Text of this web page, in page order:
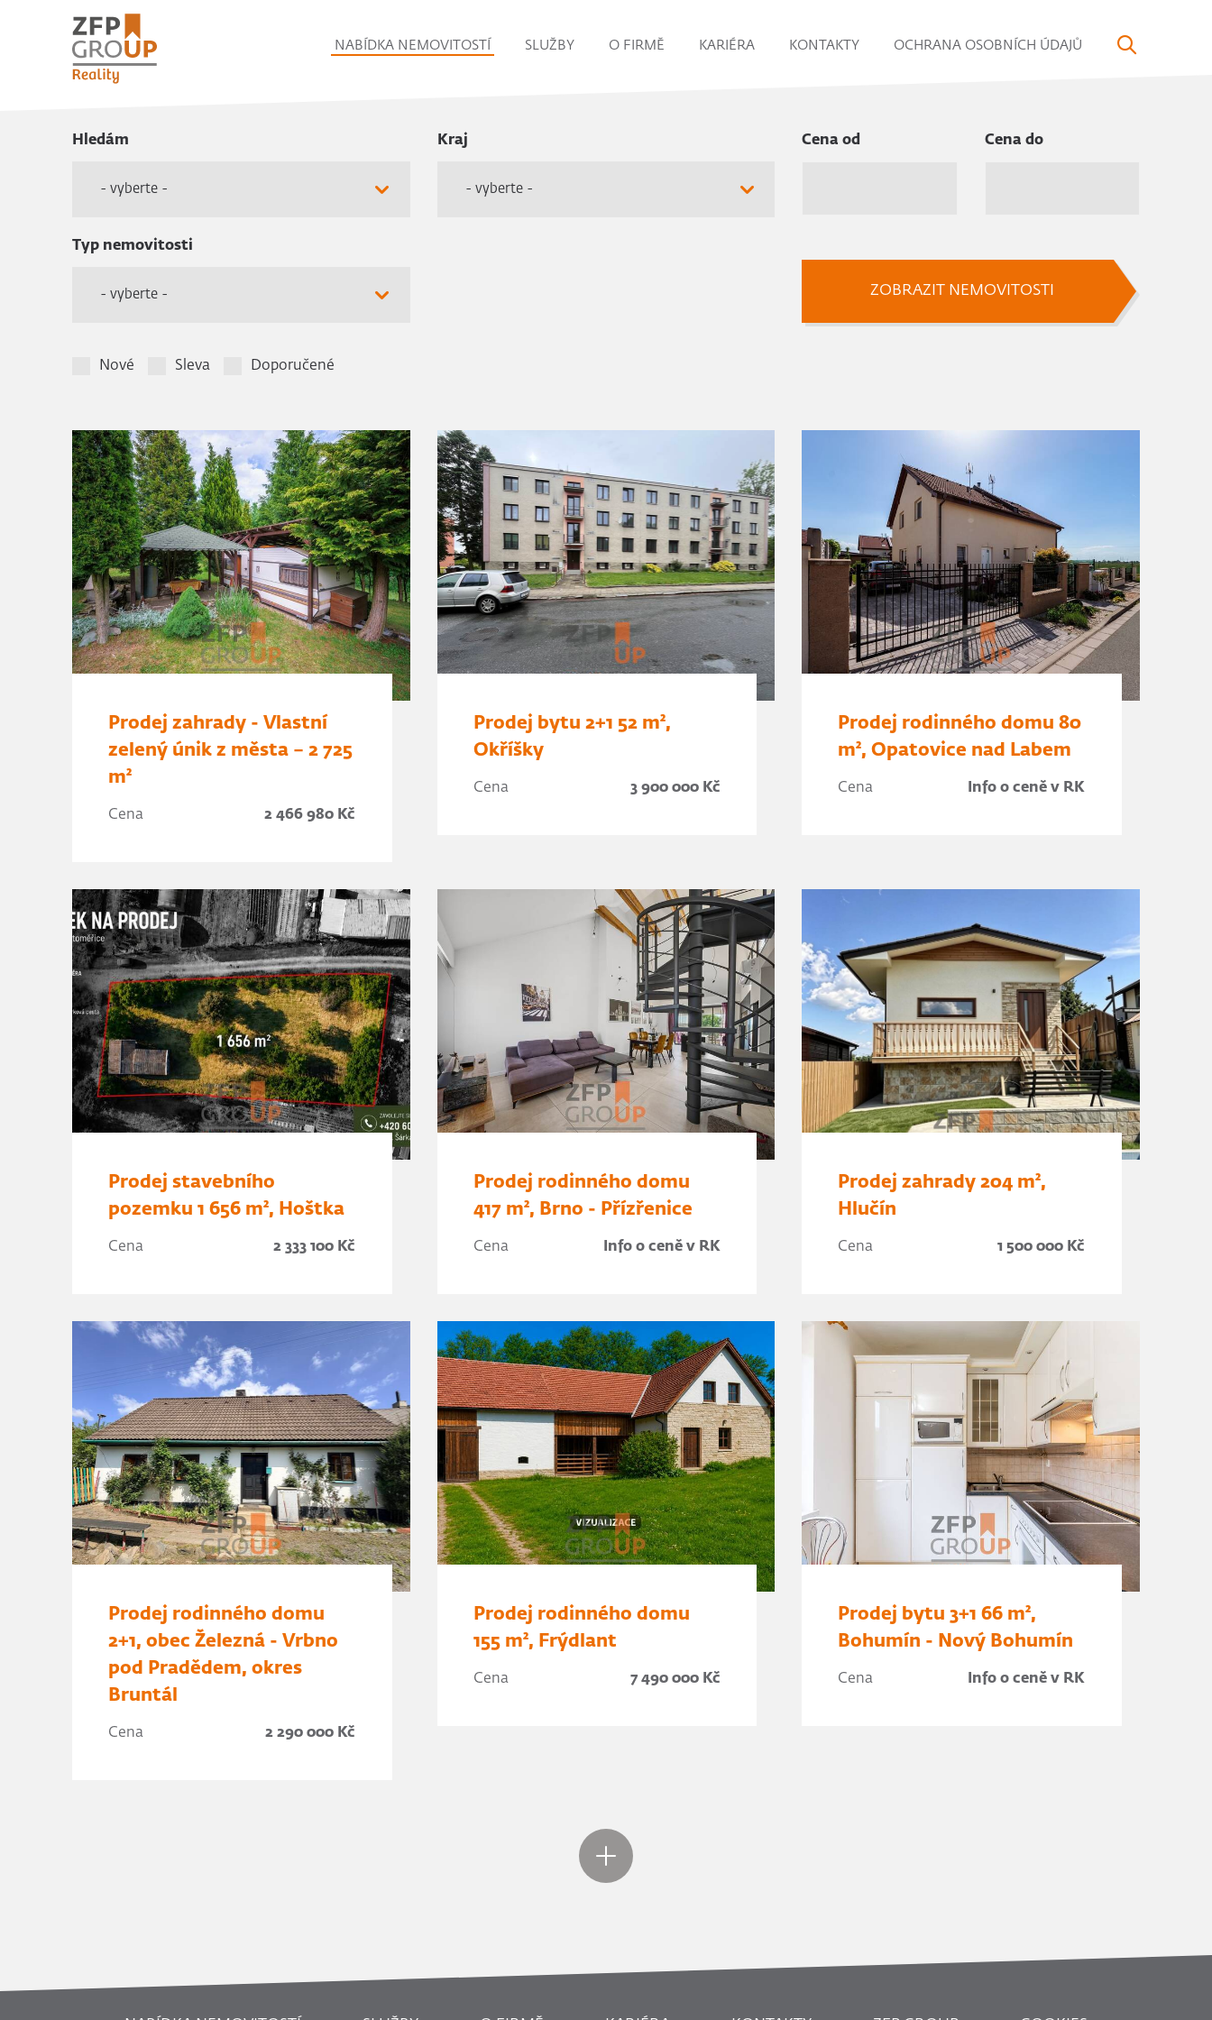
NABÍDKA NEMOVITOSTÍ SLUŽBY O FIRMĚ KARIÉRA KONTAKTY OCHRANA OSOBNÍCH ÚDAJŮ
Hledám
- vyberte -
Kraj
- vyberte -
Cena od Cena do
Typ nemovitosti
- vyberte -
Nové Sleva Doporučené
ZOBRAZIT NEMOVITOSTI
Prodej zahrady - Vlastní
zelený únik z města – 2 725
m²
Cena 2 466 980 Kč
Prodej bytu 2+1 52 m²,
Okříšky
Cena 3 900 000 Kč
Prodej rodinného domu 80
m², Opatovice nad Labem
Cena Info o ceně v RK
Prodej stavebního
pozemku 1 656 m², Hoštka
Cena 2 333 100 Kč
Prodej rodinného domu
417 m², Brno - Přízřenice
Cena Info o ceně v RK
Prodej zahrady 204 m²,
Hlučín
Cena 1 500 000 Kč
Prodej rodinného domu
2+1, obec Železná - Vrbno
pod Pradědem, okres
Bruntál
Cena 2 290 000 Kč
Prodej rodinného domu
155 m², Frýdlant
Cena 7 490 000 Kč
Prodej bytu 3+1 66 m²,
Bohumín - Nový Bohumín
Cena Info o ceně v RK